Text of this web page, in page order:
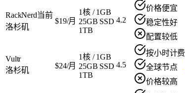
RackNerd当前
洛杉矶
$19/月
1核/1GB
25GB SSD
1TB
4.2
价格便宜
稳定性好
配置较低
Vultr
洛杉矶
$24/月
1核/1GB
25GB SSD
1TB
4.5
按小时计费
全球节点
价格较高